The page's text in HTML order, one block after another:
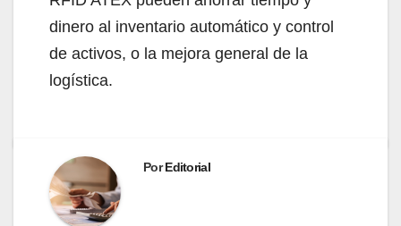
dinero al inventario automático y control
de activos, o la mejora general de la
logística.
PorEditorial